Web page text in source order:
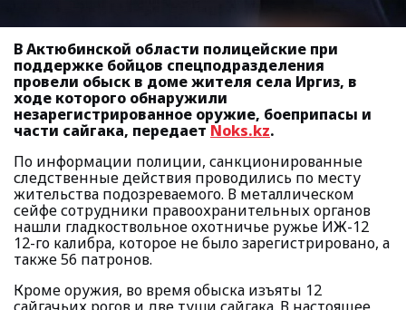
В Актюбинской области полицейские при
поддержке бойцов спецподразделения
провели обыск в доме жителя села Иргиз, в
ходе которого обнаружили
незарегистрированное оружие, боеприпасы и
части сайгака, передает Noks.kz.
По информации полиции, санкционированные
следственные действия проводились по месту
жительства подозреваемого. В металлическом
сейфе сотрудники правоохранительных органов
нашли гладкоствольное охотничье ружье ИЖ-12
12-го калибра, которое не было зарегистрировано, а
также 56 патронов.
Кроме оружия, во время обыска изъяты 12